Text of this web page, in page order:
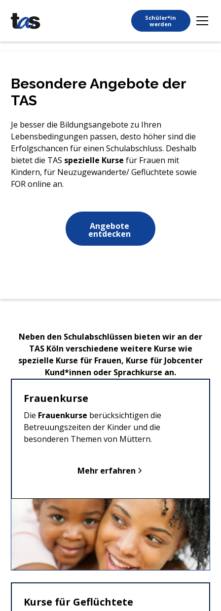
Schüler*in
werden
Besondere Angebote der
TAS
Je besser die Bildungsangebote zu Ihren
Lebensbedingungen passen, desto höher sind die
Erfolgschancen für einen Schulabschluss. Deshalb
bietet die TAS spezielle Kurse für Frauen mit
Kindern, für Neuzugewanderte/ Geflüchtete sowie
FOR online an.
Angebote
entdecken
Neben den Schulabschlüssen bieten wir an der
TAS Köln verschiedene weitere Kurse wie
spezielle Kurse für Frauen, Kurse für Jobcenter
Kund*innen oder Sprachkurse an.
Frauenkurse
Die Frauenkurse berücksichtigen die
Betreuungszeiten der Kinder und die
besonderen Themen von Müttern.
Mehr erfahren
Kurse für Geflüchtete